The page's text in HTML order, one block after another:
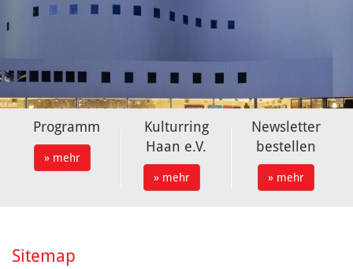
Programm
» mehr
Kulturring
Haan e.V.
» mehr
Newsletter
bestellen
» mehr
Sitemap